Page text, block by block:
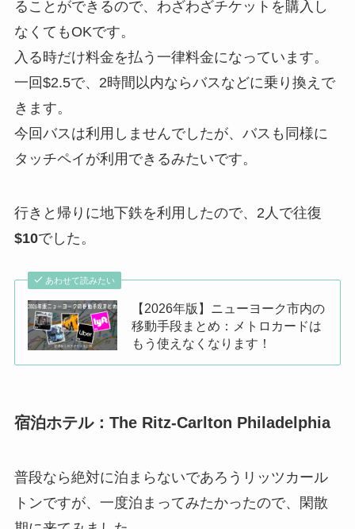
ることができるので、わざわざチケットを購入し
なくてもOKです。
入る時だけ料金を払う一律料金になっています。
一回$2.5で、2時間以内ならバスなどに乗り換えで
きます。
今回バスは利用しませんでしたが、バスも同様に
タッチペイが利用できるみたいです。
行きと帰りに地下鉄を利用したので、2人で往復
$10でした。
あわせて読みたい
【2026年版】ニューヨーク市内の
移動手段まとめ：メトロカードは
もう使えなくなります！
宿泊ホテル：The Ritz-Carlton Philadelphia
普段なら絶対に泊まらないであろうリッツカール
トンですが、一度泊まってみたかったので、閑散